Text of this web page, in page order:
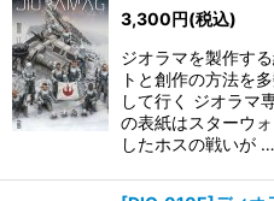
3,300円(税込)
ジオラマを製作す
トと創作の方法を
して行く ジオラマ
の表紙はスターウ
したホスの戦いが …